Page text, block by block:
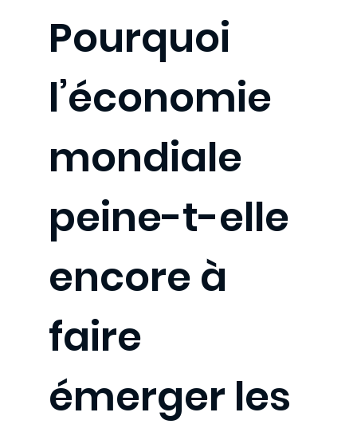
Pourquoi
l’économie
mondiale
peine-t-elle
encore à
faire
émerger les